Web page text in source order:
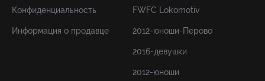
Конфиденциальность
Информация о продавце
FWFC Lokomotiv
2012-юноши-Перово
2016-девушки
2012-юноши